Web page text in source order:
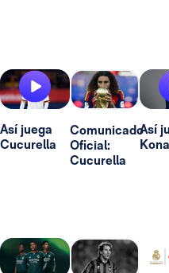
Así juega
Cucurella
Comunicado
Oficial:
Cucurella
Así